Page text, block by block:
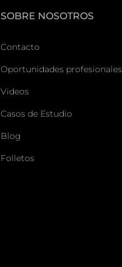
SOBRE NOSOTROS
Contacto
Oportunidades profesionales
Videos
Casos de Estudio
Blog
Folletos